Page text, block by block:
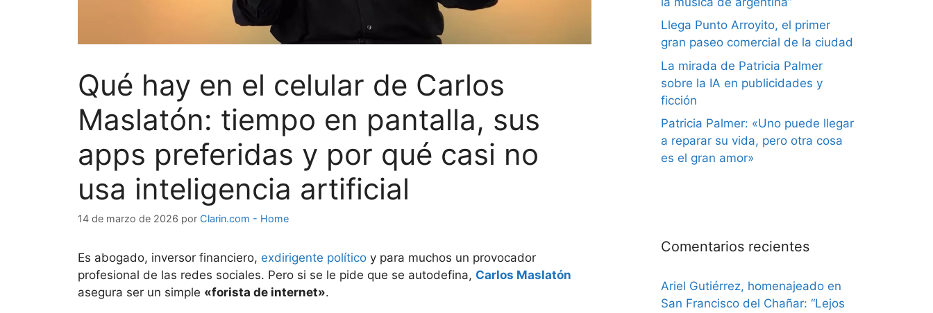
Qué hay en el celular de Carlos
Maslatón: tiempo en pantalla, sus
apps preferidas y por qué casi no
usa inteligencia artificial
14 de marzo de 2026 por Clarin.com - Home
Es abogado, inversor financiero, exdirigente político y para muchos un provocador
profesional de las redes sociales. Pero si se le pide que se autodefina, Carlos Maslatón
asegura ser un simple «forista de internet».
Llega Punto Arroyito, el primer
gran paseo comercial de la ciudad
La mirada de Patricia Palmer
sobre la IA en publicidades y
ficción
Patricia Palmer: «Uno puede llegar
a reparar su vida, pero otra cosa
es el gran amor»
Comentarios recientes
Ariel Gutiérrez, homenajeado en
San Francisco del Chañar: “Lejos